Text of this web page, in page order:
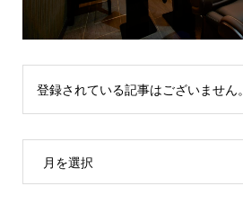
登録されている記事はございません。
月を選択